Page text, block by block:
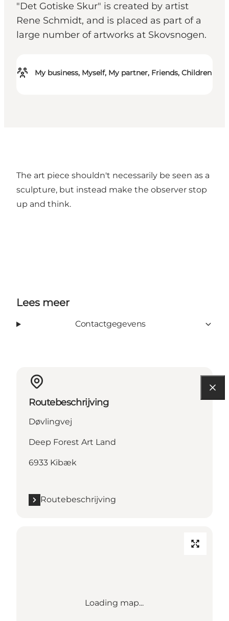
"Det Gotiske Skur" is created by artist
Rene Schmidt, and is placed as part of a
large number of artworks at Skovsnogen.
My business, Myself, My partner, Friends, Children
The art piece shouldn't necessarily be seen as a
sculpture, but instead make the observer stop
up and think.
Lees meer
Contactgegevens
Routebeschrijving
Døvlingvej
Deep Forest Art Land
6933 Kibæk
Routebeschrijving
Loading map...